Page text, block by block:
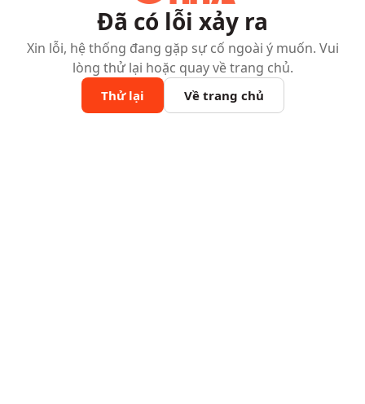
Đã có lỗi xảy ra
Xin lỗi, hệ thống đang gặp sự cố ngoài ý muốn. Vui
lòng thử lại hoặc quay về trang chủ.
Thử lại Về trang chủ